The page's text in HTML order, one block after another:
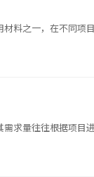
料之一，在不同
求量往往根据项